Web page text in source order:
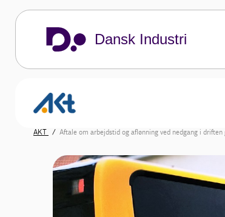
Dansk Industri
AKT Aftale om arbejdstid og aflønning ved nedgang i